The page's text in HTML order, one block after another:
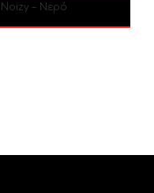
– Νερό